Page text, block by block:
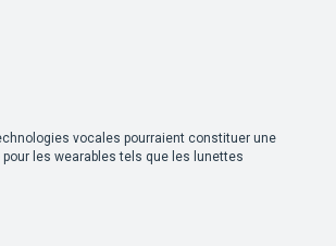
vocales pourraient constituer une
pour les wearables tels que les lunettes